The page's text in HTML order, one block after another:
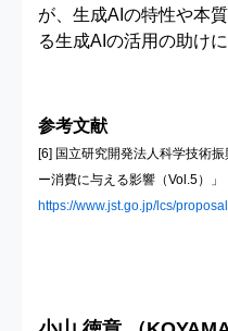
が、生成AIの特性や本
る生成AIの活用の助け
参考文献
[6] 国立研究開発法人科学技術
ー消費に与える影響（Vol.5）」
https://www.jst.go.jp/lcs/